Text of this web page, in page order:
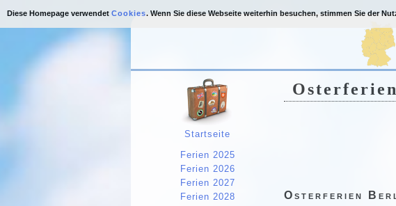
Osterferien
Startseite
Ferien 2025
Ferien 2026
Ferien 2027
Ferien 2028
Diese Homepage verwendet Cookies. Wenn Sie diese Webseite weiterhin besuchen, stimmen Sie der